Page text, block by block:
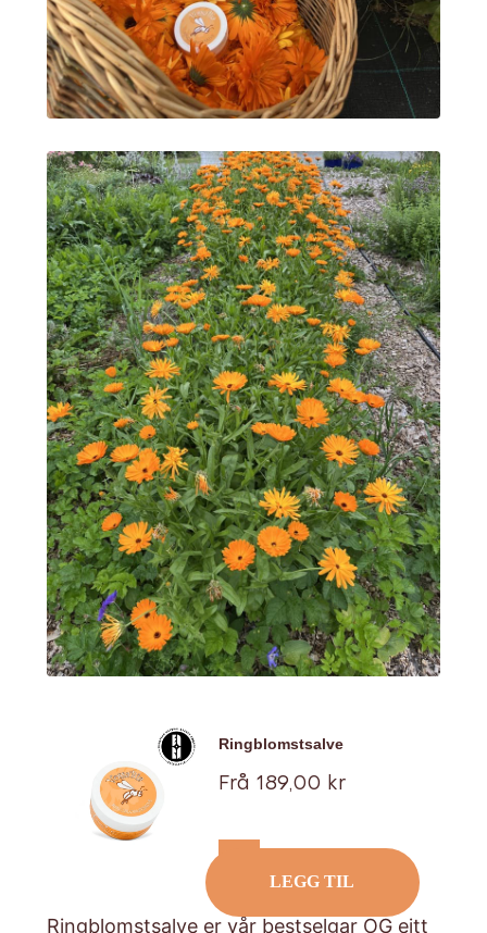
Ringblomstsalve
Tilbud
Frå 189,00 kr
LEGG TIL
Ringblomstsalveer vår bestselgar OG eitt